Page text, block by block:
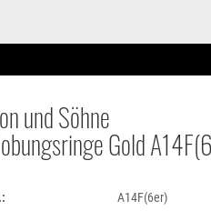
und Söhne
Gold
A14F(6er)